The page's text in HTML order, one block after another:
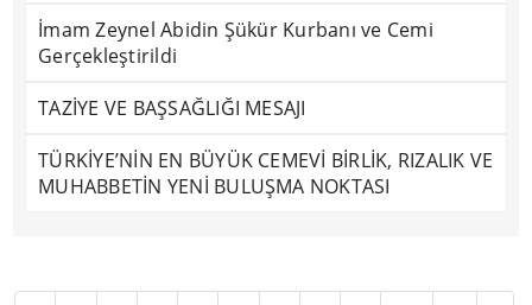
İmam Zeynel Abidin Şükür Kurbanı ve Cemi
Gerçekleştirildi
TAZİYE VE BAŞSAĞLIĞI MESAJI
TÜRKİYE’NİN EN BÜYÜK CEMEVİ BİRLİK, RIZALIK VE
MUHABBETİN YENİ BULUŞMA NOKTASI